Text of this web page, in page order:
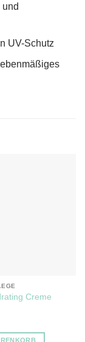
UV-Schutz
Creme